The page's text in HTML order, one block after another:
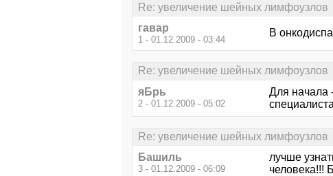
Re: увеличение шейных лимфоузлов
гавар
1 - 01.12.2009 - 03:44
В
Re: увеличение шейных лимфоузлов
яБрь
2 - 01.12.2009 - 05:02
Для начала
Re: увеличение шейных лимфоузлов
Башиль
3 - 01.12.2009 - 06:09
лучше
человека!!!